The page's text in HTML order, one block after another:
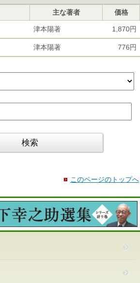
主な著者 価格
津本陽著 1,870円
津本陽著 776円
このページのトップへ